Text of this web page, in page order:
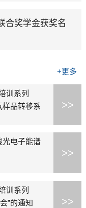
合奖学金获奖名
+更多
训系列
品转移系
>>
电子能谱
>>
训系列
”的通知
>>